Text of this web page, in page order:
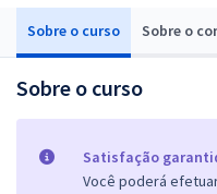
Sobre o curso Sobre o
Sobre o curso
Satisfação
Você poderá